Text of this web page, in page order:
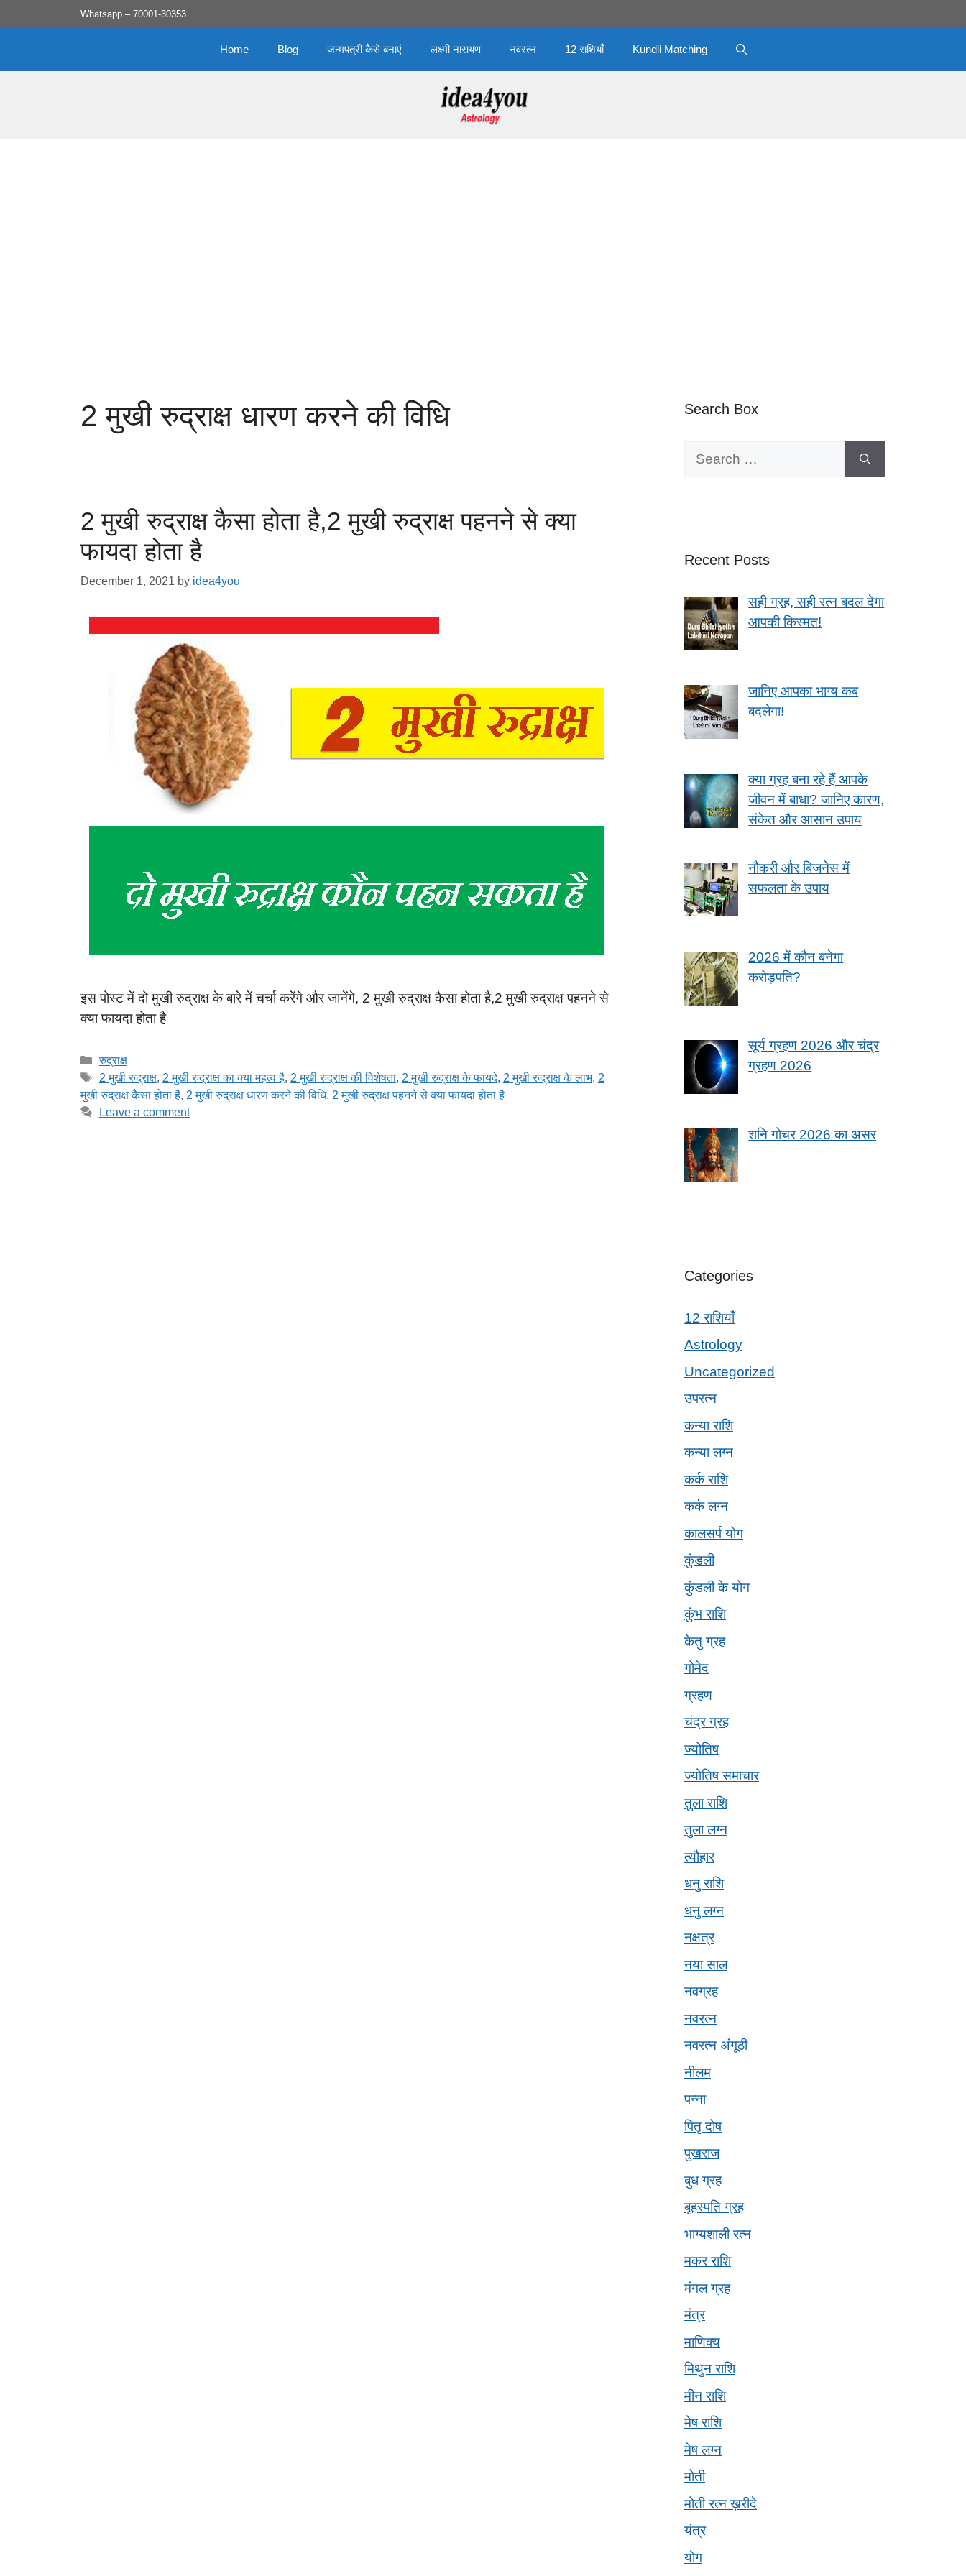
to
Whatsapp – 70001-30353
Home Blog जन्मपत्री कैसे बनाएं लक्ष्मी नारायण नवरत्न 12 राशियाँ Kundli Matching
2 मुखी रुद्राक्ष धारण करने की विधि
2 मुखी रुद्राक्ष कैसा होता है,2 मुखी रुद्राक्ष पहनने से क्या
फायदा होता है
December 1, 2021 by idea4you
इस पोस्ट में दो मुखी रुद्राक्ष के बारे में चर्चा करेंगे और जानेंगे, 2 मुखी रुद्राक्ष कैसा होता है,2 मुखी रुद्राक्ष पहनने से
क्या फायदा होता है
Categories
रुद्राक्ष
Tags
2 मुखी रुद्राक्ष, 2 मुखी रुद्राक्ष का क्या महत्व है, 2 मुखी रुद्राक्ष की विशेषता, 2 मुखी रुद्राक्ष के फायदे, 2 मुखी रुद्राक्ष के लाभ, 2
मुखी रुद्राक्ष कैसा होता है, 2 मुखी रुद्राक्ष धारण करने की विधि, 2 मुखी रुद्राक्ष पहनने से क्या फायदा होता है
Leave a comment
Search Box
Recent Posts
सही ग्रह, सही रत्न बदल देगा
आपकी किस्मत!
जानिए आपका भाग्य कब
बदलेगा!
क्या ग्रह बना रहे हैं आपके
जीवन में बाधा? जानिए कारण,
संकेत और आसान उपाय
नौकरी और बिजनेस में
सफलता के उपाय
2026 में कौन बनेगा
करोड़पति?
सूर्य ग्रहण 2026 और चंद्र
ग्रहण 2026
शनि गोचर 2026 का असर
Categories
12 राशियाँ
Astrology
Uncategorized
उपरत्न
कन्या राशि
कन्या लग्न
कर्क राशि
कर्क लग्न
कालसर्प योग
कुंडली
कुंडली के योग
कुंभ राशि
केतु ग्रह
गोमेद
ग्रहण
चंद्र ग्रह
ज्योतिष
ज्योतिष समाचार
तुला राशि
तुला लग्न
त्यौहार
धनु राशि
धनु लग्न
नक्षत्र
नया साल
नवग्रह
नवरत्न
नवरत्न अंगूठी
नीलम
पन्ना
पितृ दोष
पुखराज
बुध ग्रह
बृहस्पति ग्रह
भाग्यशाली रत्न
मकर राशि
मंगल ग्रह
मंत्र
माणिक्य
मिथुन राशि
मीन राशि
मेष राशि
मेष लग्न
मोती
मोती रत्न ख़रीदे
यंत्र
योग